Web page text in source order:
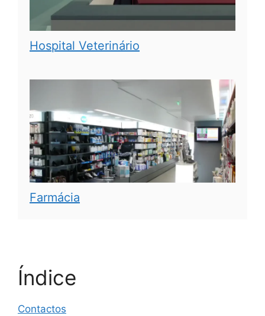
Hospital Veterinário
Farmácia
Índice
Contactos